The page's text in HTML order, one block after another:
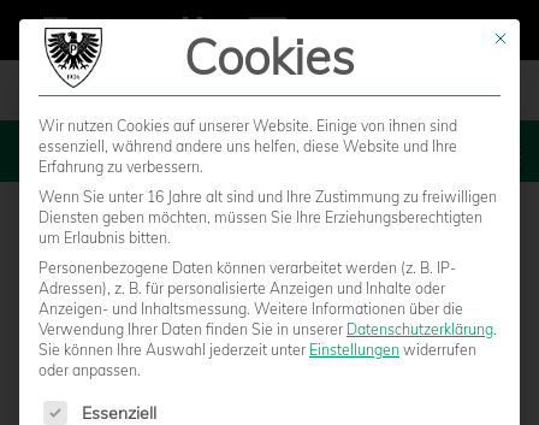
MENU
Mit
Cookies
Wir nutzen Cookies auf unserer Website. Einige von ihnen sind
essenziell, während andere uns helfen, diese Website und Ihre
Erfahrung zu verbessern.
Wenn Sie unter 16 Jahre alt sind und Ihre Zustimmung zu freiwilligen
Diensten geben möchten, müssen Sie Ihre Erziehungsberechtigten
um Erlaubnis bitten.
Personenbezogene Daten können verarbeitet werden (z. B. IP-
Adressen), z. B. für personalisierte Anzeigen und Inhalte oder
Anzeigen- und Inhaltsmessung. Weitere Informationen über die
Verwendung Ihrer Daten finden Sie in unserer Datenschutzerklärung.
Sie können Ihre Auswahl jederzeit unter Einstellungen widerrufen
oder anpassen.
Es folgt eine Liste der Service-Gruppen, für die eine
Essenziell